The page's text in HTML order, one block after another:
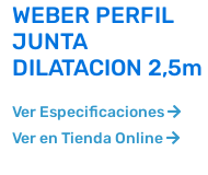
WEBER PERFIL
JUNTA
DILATACION 2,5m
Ver Especificaciones
Ver en Tienda Online